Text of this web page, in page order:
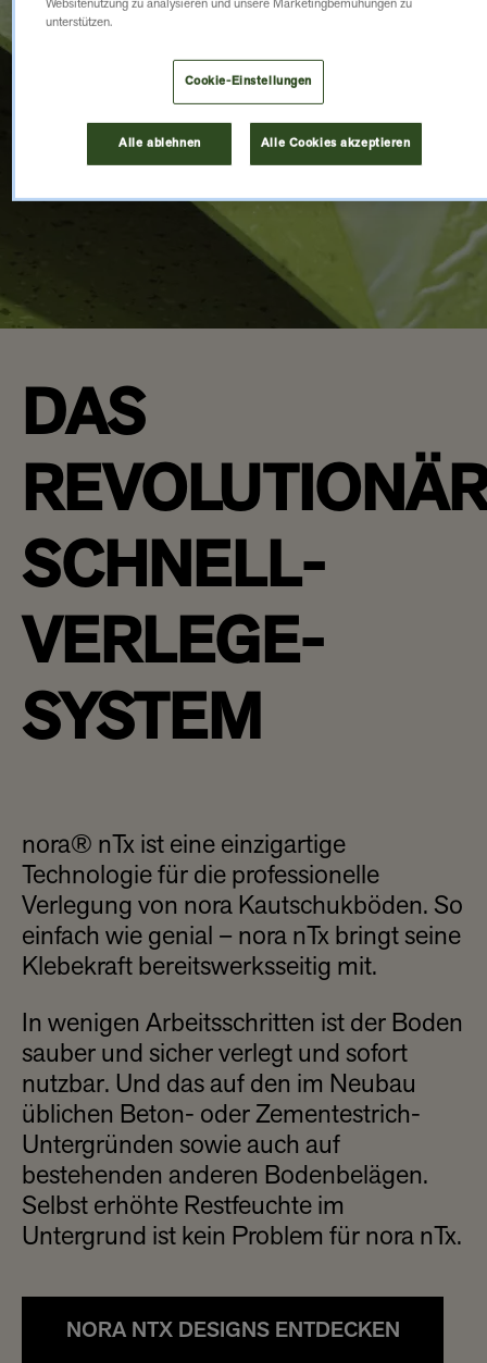
DAS
SCHNELL­
VERLEGE­
SYSTEM
nora® nTx ist eine einzigartige
Technologie für die professionelle
Verlegung von nora Kautschukböden. So
einfach wie genial – nora nTx bringt seine
Klebekraft bereitswerksseitig mit.
In wenigen Arbeitsschritten ist der Boden
sauber und sicher verlegt und sofort
nutzbar. Und das auf den im Neubau
üblichen Beton- oder Zementestrich-
Untergründen sowie auch auf
bestehenden anderen Bodenbelägen.
Selbst erhöhte Restfeuchte im
Untergrund ist kein Problem für nora nTx.
NORA NTX DESIGNS ENTDECKEN
Websitenutzung zu analysieren und unsere Marketingbemühungen zu
unterstützen.
Cookie-Einstellungen
Alle ablehnen Alle Cookies akzeptieren